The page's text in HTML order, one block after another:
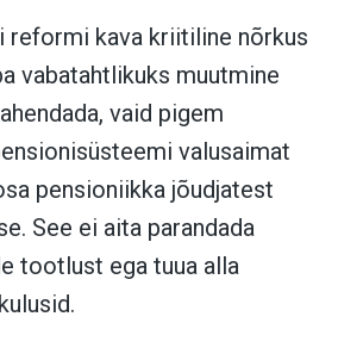
reformi kava kriitiline nõrkus
vabatahtlikuks muutmine
vaid pigem
valusaimat
pensioniikka jõudjatest
See ei aita parandada
tootlust ega tuua alla